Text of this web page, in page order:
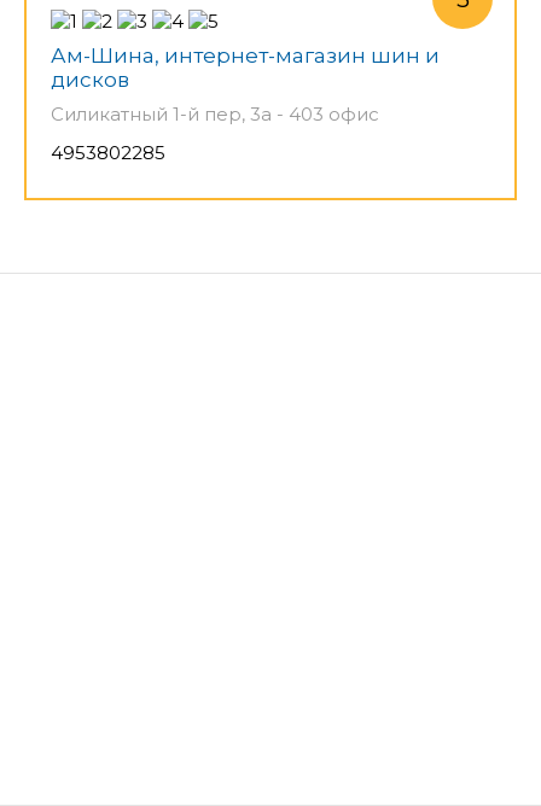
Ам-Шина, интернет-магазин шин и
дисков
Силикатный 1-й пер, 3а - 403 офис
4953802285